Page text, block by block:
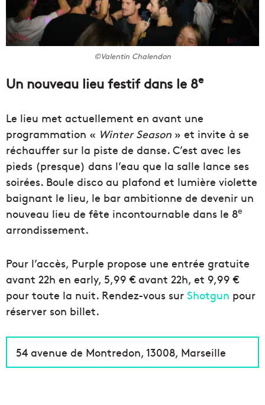
©Valentin Chalendon
Un nouveau lieu festif dans le 8e
Le lieu met actuellement en avant une
programmation « Winter Season » et invite à se
réchauffer sur la piste de danse. C’est avec les
pieds (presque) dans l’eau que la salle lance ses
soirées. Boule disco au plafond et lumière violette
baignant le lieu, le bar ambitionne de devenir un
nouveau lieu de fête incontournable dans le 8e
arrondissement.
Pour l’accès, Purple propose une entrée gratuite
avant 22h en early, 5,99 € avant 22h, et 9,99 €
pour toute la nuit. Rendez-vous sur Shotgun pour
réserver son billet.
54 avenue de Montredon, 13008, Marseille